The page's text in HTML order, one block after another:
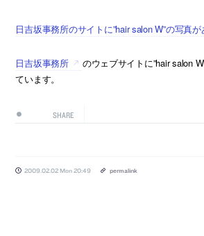
日吉坂事務所のサイトに”hair salon W”の写真
日吉坂事務所
のウェブサイトに”hair salon
ています。
SHARE
2009.02.02 Mon 20:49 permalink